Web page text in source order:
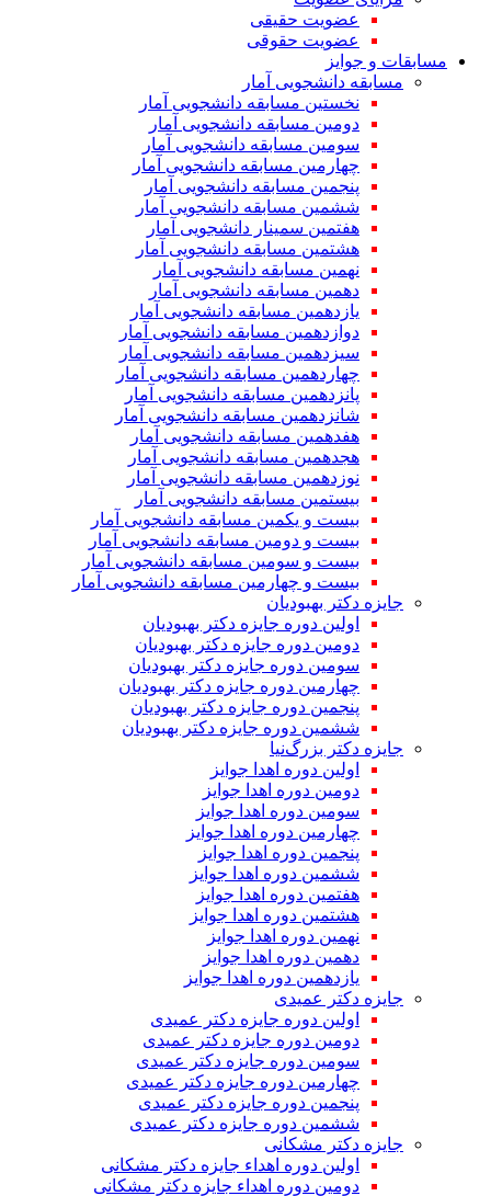
عضویت حقیقی
عضویت حقوقی
مسابقات و جوایز
مسابقه دانشجویی آمار
نخستین مسابقه دانشجویی آمار
دومین مسابقه دانشجویی آمار
سومین مسابقه دانشجویی آمار
چهارمین مسابقه دانشجویی آمار
پنجمین مسابقه دانشجویی آمار
ششمین مسابقه دانشجویی آمار
هفتمین سمینار دانشجویی آمار
هشتمین مسابقه دانشجویی آمار
نهمین مسابقه دانشجویی آمار
دهمین مسابقه دانشجویی آمار
یازدهمین مسابقه دانشجویی آمار
دوازدهمین مسابقه دانشجویی آمار
سیزدهمین مسابقه دانشجویی آمار
چهاردهمین مسابقه دانشجویی آمار
پانزدهمین مسابقه دانشجویی آمار
شانزدهمین مسابقه دانشجویی آمار
هفدهمین مسابقه دانشجویی آمار
هجدهمین مسابقه دانشجویی آمار
نوزدهمین مسابقه دانشجویی آمار
بیستمین مسابقه دانشجویی آمار
بیست و یکمین مسابقه دانشجویی آمار
بیست و دومین مسابقه دانشجویی آمار
بیست و سومین مسابقه دانشجویی آمار
بیست و چهارمین مسابقه دانشجویی آمار
جایزه دکتر بهبودیان
اولین دوره جایزه دکتر بهبودیان
دومین دوره جایزه دکتر بهبودیان
سومین دوره جایزه دکتر بهبودیان
چهارمین دوره جایزه دکتر بهبودیان
پنجمین دوره جایزه دکتر بهبودیان
ششمین دوره جایزه دکتر بهبودیان
جایزه دکتر بزرگ‌نیا
اولین دوره اهدا جوایز
دومین دوره اهدا جوایز
سومین دوره اهدا جوایز
چهارمین دوره اهدا جوایز
پنجمین دوره اهدا جوایز
ششمین دوره اهدا جوایز
هفتمین دوره اهدا جوایز
هشتمین دوره اهدا جوایز
نهمین دوره اهدا جوایز
دهمین دوره اهدا جوایز
یازدهمین دوره اهدا جوایز
جایزه دکتر عمیدی
اولین دوره جایزه دکتر عمیدی
دومین دوره جایزه دکتر عمیدی
سومین دوره جایزه دکتر عمیدی
چهارمین دوره جایزه دکتر عمیدی
پنجمین دوره جایزه دکتر عمیدی
ششمین دوره جایزه دکتر عمیدی
جایزه دکتر مشکانی
اولین دوره اهداء جایزه دکتر مشکانی
دومین دوره اهداء جایزه دکتر مشکانی